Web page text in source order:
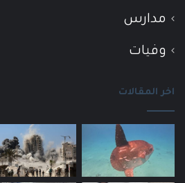
مدارس
وفيات
اخر المقالات